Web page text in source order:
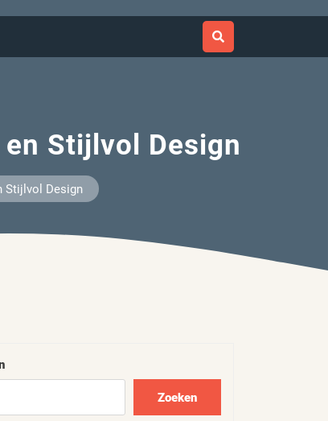
Stijlvol Design
Stijlvol Design
Zoeken